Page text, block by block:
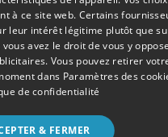
15/03/2026
: une
pourquoi
loin de l'égalité
à ce site web. Certains
leur intérêt légitime plutôt que
avez le droit de vous y
. Vous pouvez retirer
dans Paramètres des
de confidentialité
& FERMER